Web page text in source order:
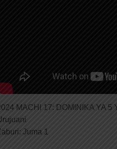
MACHI 17: DOMINIKA YA 5
Juma 1